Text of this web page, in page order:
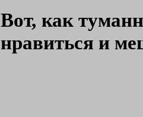
Вот, как
нравиться и